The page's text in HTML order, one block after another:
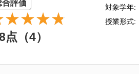
合評価
点（4）
対象学年:
授業形式: